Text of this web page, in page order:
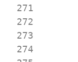
271
272
273
274